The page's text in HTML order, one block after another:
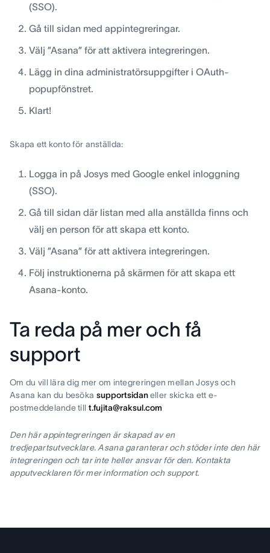
(SSO).
Gå till sidan med appintegreringar.
Välj ”Asana” för att aktivera integreringen.
Lägg in dina administratörsuppgifter i OAuth-
popupfönstret.
Klart!
Skapa ett konto för anställda:
Logga in på Josys med Google enkel inloggning
(SSO).
Gå till sidan där listan med alla anställda finns och
välj en person för att skapa ett konto.
Välj ”Asana” för att aktivera integreringen.
Följ instruktionerna på skärmen för att skapa ett
Asana-konto.
Ta reda på mer och få
support
Om du vill lära dig mer om integreringen mellan Josys och
Asana kan du besöka supportsidaneller skicka ett e-
postmeddelande till t.fujita@raksul.com
Den här appintegreringen är skapad av en
tredjepartsutvecklare. Asana garanterar och stöder inte den här
integreringen och tar inte heller ansvar för den. Kontakta
apputvecklaren för mer information och support.